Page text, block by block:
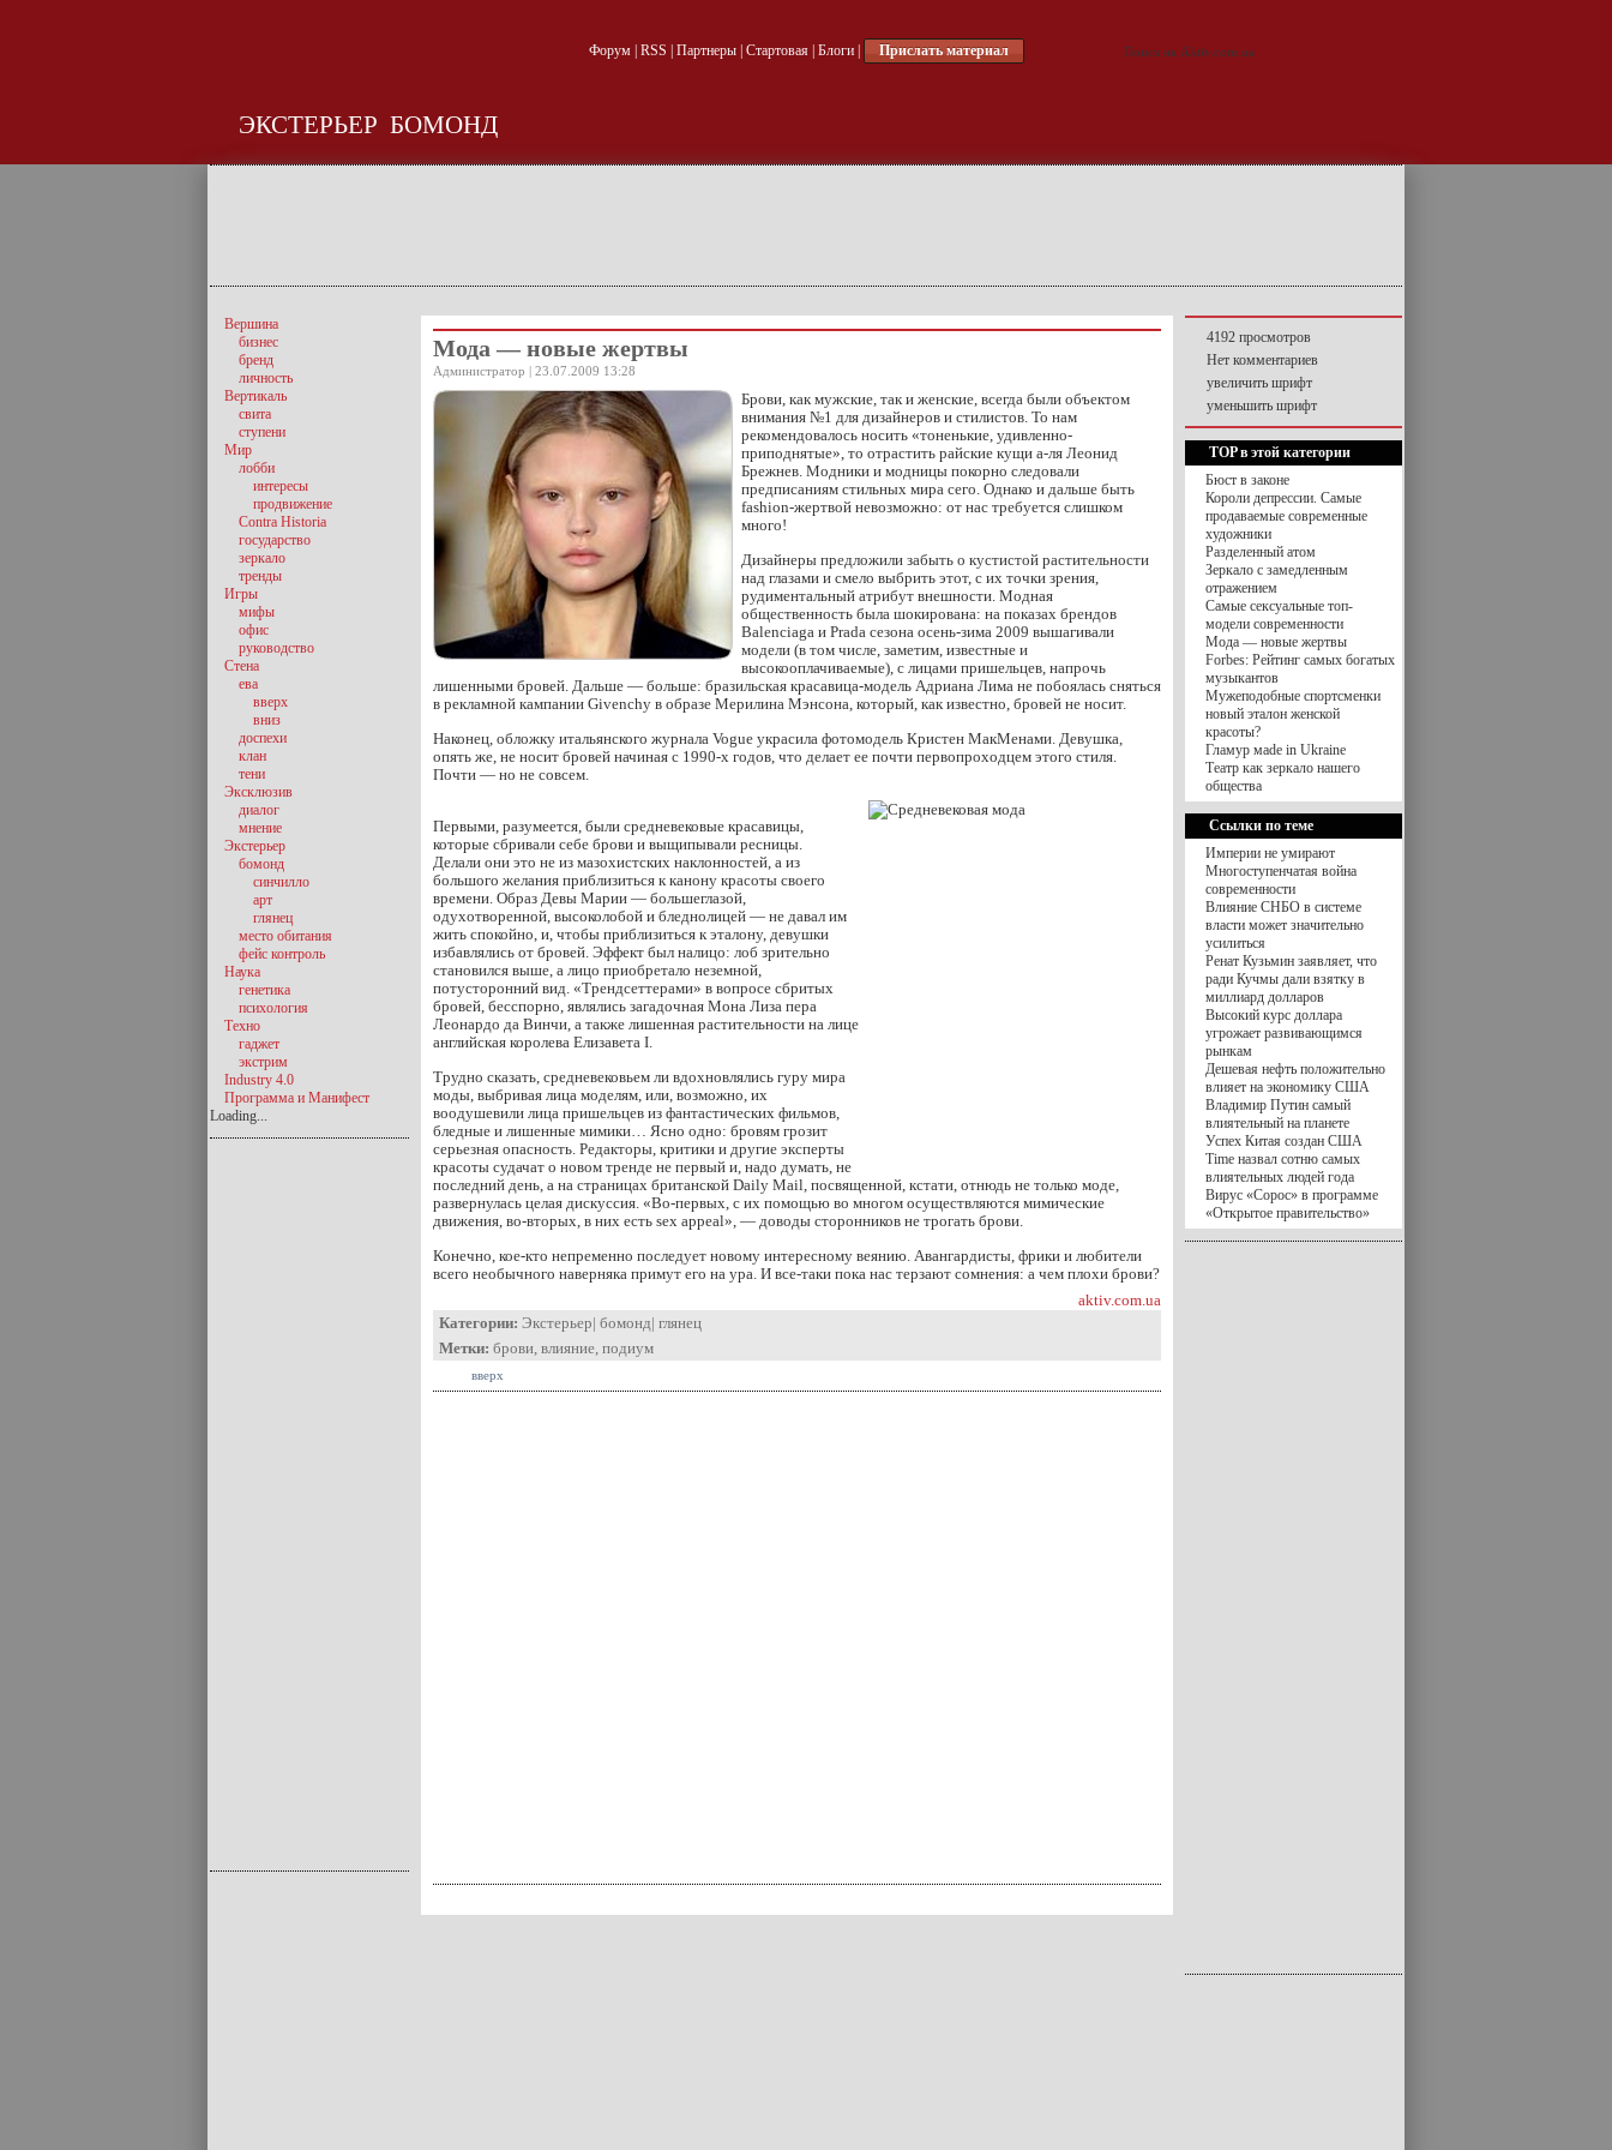
Форум| RSS Партнеры| Стартовая| Блоги| Прислать материал
ЭКСТЕРЬЕР БОМОНД
Мода — новые жертвы
Администратор | 23.07.2009 13:28
Брови, как мужские, так и женские, всегда были объектом
внимания №1 для дизайнеров и стилистов. То нам
рекомендовалось носить «тоненькие, удивленно-
приподнятые», то отрастить райские кущи а-ля Леонид
Брежнев. Модники и модницы покорно следовали
предписаниям стильных мира сего. Однако и дальше быть
fashion-жертвой невозможно: от нас требуется слишком
много!
Дизайнеры предложили забыть о кустистой растительности
над глазами и смело выбрить этот, с их точки зрения,
рудиментальный атрибут внешности. Модная
общественность была шокирована: на показах брендов
Balenciaga и Prada сезона осень-зима 2009 вышагивали
модели (в том числе, заметим, известные и
высокооплачиваемые), с лицами пришельцев, напрочь
лишенными бровей. Дальше — больше: бразильская красавица-модель Адриана Лима не побоялась сняться
в рекламной кампании Givenchy в образе Мерилина Мэнсона, который, как известно, бровей не носит.
Наконец, обложку итальянского журнала Vogue украсила фотомодель Кристен МакМенами. Девушка,
опять же, не носит бровей начиная с 1990-х годов, что делает ее почти первопроходцем этого стиля.
Почти — но не совсем.
Первыми, разумеется, были средневековые красавицы,
которые сбривали себе брови и выщипывали ресницы.
Делали они это не из мазохистских наклонностей, а из
большого желания приблизиться к канону красоты своего
времени. Образ Девы Марии — большеглазой,
одухотворенной, высоколобой и бледнолицей — не давал им
жить спокойно, и, чтобы приблизиться к эталону, девушки
избавлялись от бровей. Эффект был налицо: лоб зрительно
становился выше, а лицо приобретало неземной,
потусторонний вид. «Трендсеттерами» в вопросе сбритых
бровей, бесспорно, являлись загадочная Мона Лиза пера
Леонардо да Винчи, а также лишенная растительности на лице
английская королева Елизавета I.
Трудно сказать, средневековьем ли вдохновлялись гуру мира
моды, выбривая лица моделям, или, возможно, их
воодушевили лица пришельцев из фантастических фильмов,
бледные и лишенные мимики… Ясно одно: бровям грозит
серьезная опасность. Редакторы, критики и другие эксперты
красоты судачат о новом тренде не первый и, надо думать, не
последний день, а на страницах британской Daily Mail, посвященной, кстати, отнюдь не только моде,
развернулась целая дискуссия. «Во-первых, с их помощью во многом осуществляются мимические
движения, во-вторых, в них есть sex appeal», — доводы сторонников не трогать брови.
Конечно, кое-кто непременно последует новому интересному веянию. Авангардисты, фрики и любители
всего необычного наверняка примут его на ура. И все-таки пока нас терзают сомнения: а чем плохи брови?
aktiv.com.ua
Категории: Экстерьер| бомонд| глянец
Метки: брови, влияние, подиум
вверх
Вершина
бизнес
бренд
личность
Вертикаль
свита
ступени
Мир
лобби
интересы
продвижение
Contra Historia
государство
зеркало
тренды
Игры
мифы
офис
руководство
Стена
ева
вверх
вниз
доспехи
клан
тени
Эксклюзив
диалог
мнение
Экстерьер
бомонд
синчилло
арт
глянец
место обитания
фейс контроль
Наука
генетика
психология
Техно
гаджет
экстрим
Industry 4.0
Программа и Манифест
Loading...
4192 просмотров
Нет комментариев
увеличить шрифт
уменьшить шрифт
TOP в этой категории
Бюст в законе
Короли депрессии. Самые
продаваемые современные
художники
Разделенный атом
Зеркало с замедленным
отражением
Самые сексуальные топ-
модели современности
Мода — новые жертвы
Forbes: Рейтинг самых богатых
музыкантов
Мужеподобные спортсменки
новый эталон женской
красоты?
Гламур мade in Ukraine
Театр как зеркало нашего
общества
Ссылки по теме
Империи не умирают
Многоступенчатая война
современности
Влияние СНБО в системе
власти может значительно
усилиться
Ренат Кузьмин заявляет, что
ради Кучмы дали взятку в
миллиард долларов
Высокий курс доллара
угрожает развивающимся
рынкам
Дешевая нефть положительно
влияет на экономику США
Владимир Путин самый
влиятельный на планете
Успех Китая создан США
Time назвал сотню самых
влиятельных людей года
Вирус «Сорос» в программе
«Открытое правительство»